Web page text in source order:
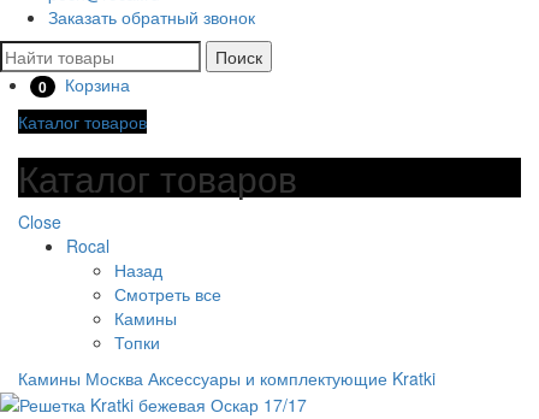
Заказать обратный звонок
Поиск
0
Корзина
Каталог товаров
Каталог товаров
Close
Rocal
Назад
Смотреть все
Камины
Топки
Камины Москва Аксессуары и комплектующие Kratki